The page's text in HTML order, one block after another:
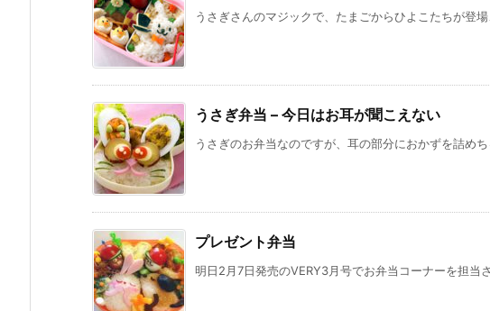
うさぎさんのマジックで、たまごからひよこたちが登
うさぎ弁当 – 今日はお耳が聞こえない
うさぎのお弁当なのですが、耳の部分におかずを詰め
プレゼント弁当
明日2月7日発売のVERY3月号でお弁当コーナーを担当